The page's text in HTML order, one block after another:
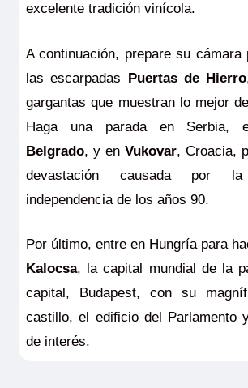
excelente tradición vinícola.
A continuación, prepare su cámara
las escarpadas Puertas de Hierro
gargantas que muestran lo mejor
Haga una parada en Serbia,
Belgrado, y en Vukovar, Croacia,
devastación causada por
independencia de los años 90.
Por último, entre en Hungría para
Kalocsa, la capital mundial de la
capital, Budapest, con su
castillo, el edificio del Parlamento
de interés.